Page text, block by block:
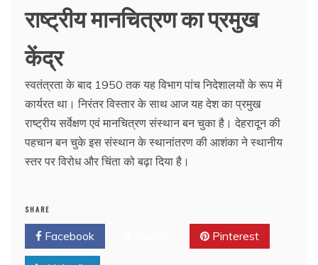
राष्ट्रीय मानचित्रण का प्रमुख
केंद्र
स्वतंत्रता के बाद 1950 तक यह विभाग पांच निदेशालयों के रूप में
कार्यरत था। निरंतर विस्तार के साथ आज यह देश का प्रमुख
राष्ट्रीय सर्वेक्षण एवं मानचित्रण संस्थान बन चुका है। देहरादून की
पहचान बन चुके इस संस्थान के स्थानांतरण की आशंका ने स्थानीय
स्तर पर विरोध और चिंता को बढ़ा दिया है।
SHARE
Facebook Pinterest